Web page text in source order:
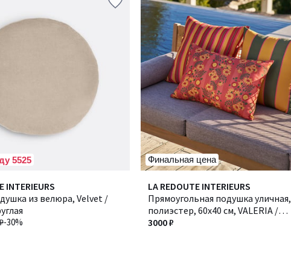
5525
INTERIEURS
из велюра, Velvet /
-30%
Финальная цена
LA REDOUTE INTERIEURS
Прямоугольная подушка уличная,
полиэстер, 60x40 см, VALERIA /
ВАЛЕРИЯ
3000 ₽